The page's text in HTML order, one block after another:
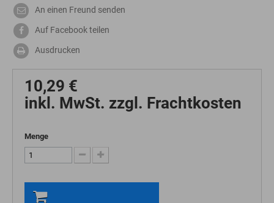
An einen Freund senden
Auf Facebook teilen
Ausdrucken
10,29 €
inkl. MwSt. zzgl. Frachtkosten
Menge